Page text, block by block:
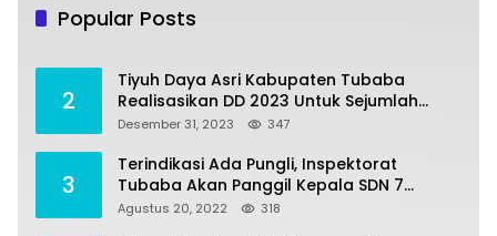
Popular Posts
Pembangunan
Juli 4, 2022
2
Tiyuh Daya Asri Kabupaten Tubaba
Realisasikan DD 2023 Untuk Sejumlah
Program Pembangunan
Desember 31, 2023 347
3
Terindikasi Ada Pungli, Inspektorat
Tubaba Akan Panggil Kepala SDN 7
Penumangan Baru
Agustus 20, 2022 318